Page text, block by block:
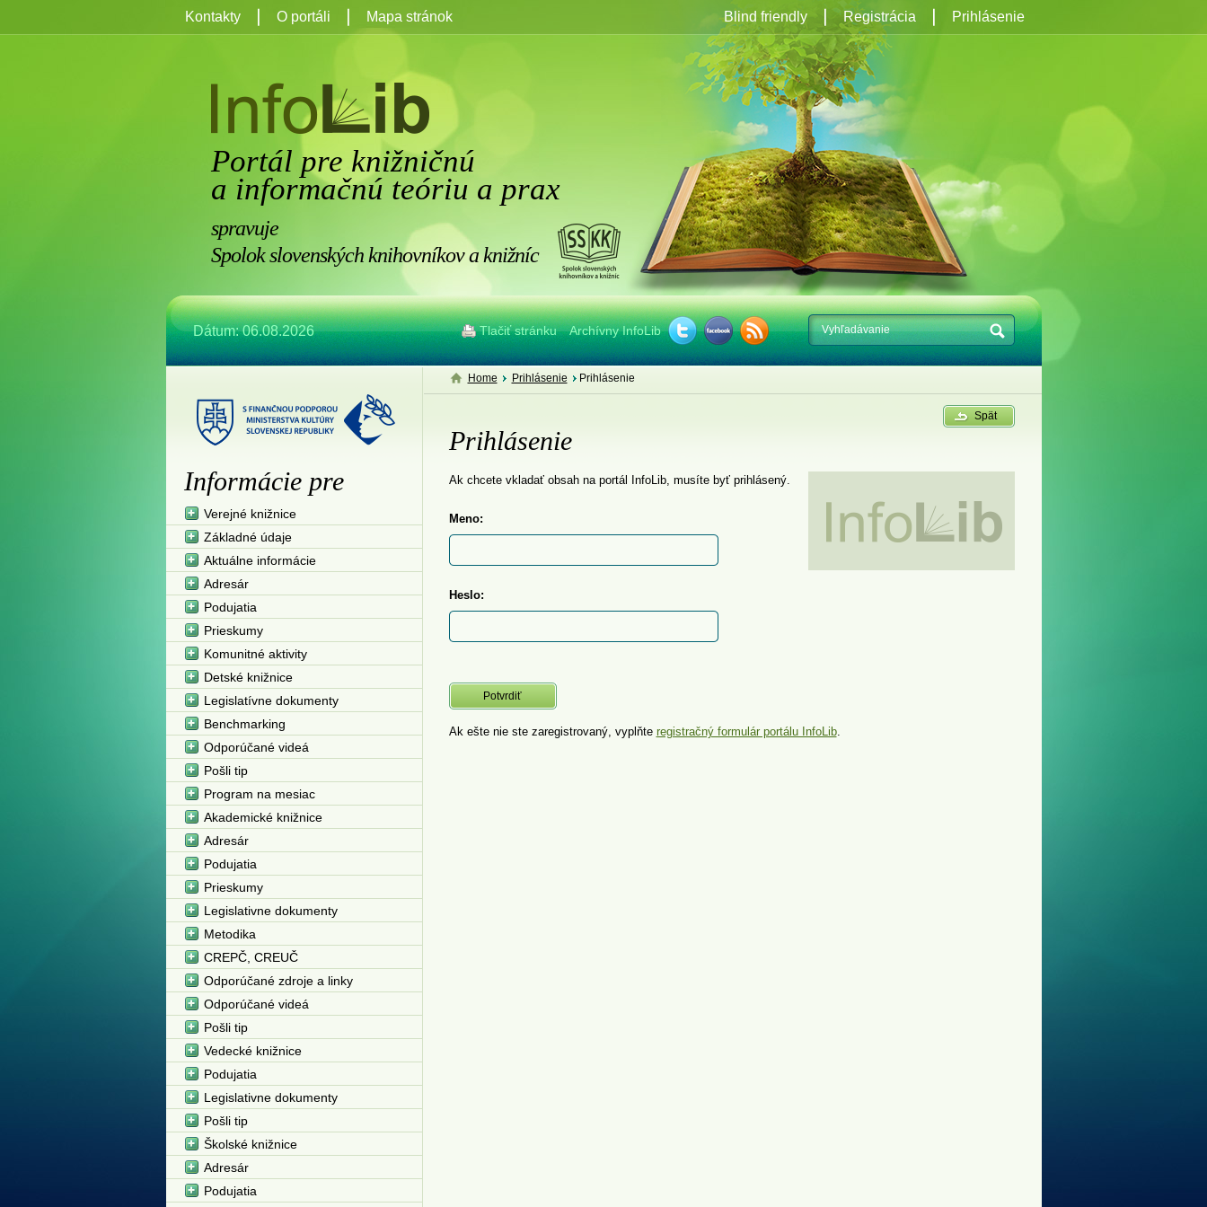
Portál pre knižničnú
a informačnú teóriu a prax
spravuje
Spolok slovenských knihovníkov a knižníc
Dátum: 06.08.2026 Tlačiť stránku Archívny InfoLib
Kontakty O portáli Mapa stránok Registrácia Prihlásenie
Blind friendly
Home Prihlásenie Prihlásenie
Spät
Prihlásenie
Ak chcete vkladať obsah na portál InfoLib, musíte byť prihlásený.
Meno:
Heslo:
Ak ešte nie ste zaregistrovaný, vyplňte registračný formulár portálu InfoLib.
Informácie pre
Verejné knižnice
Základné údaje
Aktuálne informácie
Adresár
Podujatia
Prieskumy
Komunitné aktivity
Detské knižnice
Legislatívne dokumenty
Benchmarking
Odporúčané videá
Pošli tip
Program na mesiac
Akademické knižnice
Adresár
Podujatia
Prieskumy
Legislativne dokumenty
Metodika
CREPČ, CREUČ
Odporúčané zdroje a linky
Odporúčané videá
Pošli tip
Vedecké knižnice
Podujatia
Legislativne dokumenty
Pošli tip
Školské knižnice
Adresár
Podujatia